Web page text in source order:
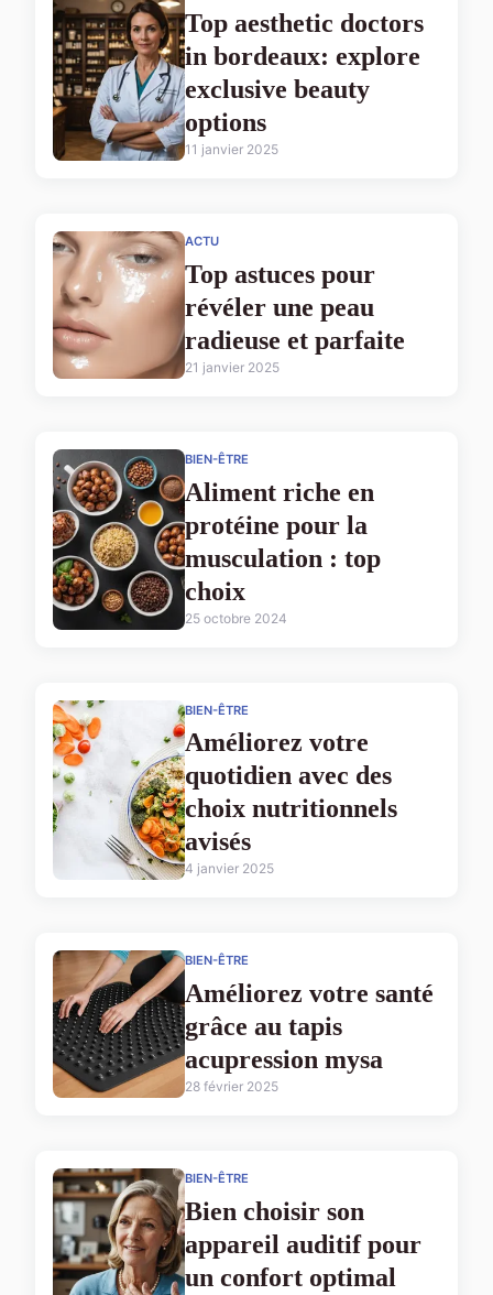
Top aesthetic doctors
in bordeaux: explore
exclusive beauty
options
11 janvier 2025
ACTU
Top astuces pour
révéler une peau
radieuse et parfaite
21 janvier 2025
BIEN-ÊTRE
Aliment riche en
protéine pour la
musculation : top
choix
25 octobre 2024
BIEN-ÊTRE
Améliorez votre
quotidien avec des
choix nutritionnels
avisés
4 janvier 2025
BIEN-ÊTRE
Améliorez votre santé
grâce au tapis
acupression mysa
28 février 2025
BIEN-ÊTRE
Bien choisir son
appareil auditif pour
un confort optimal